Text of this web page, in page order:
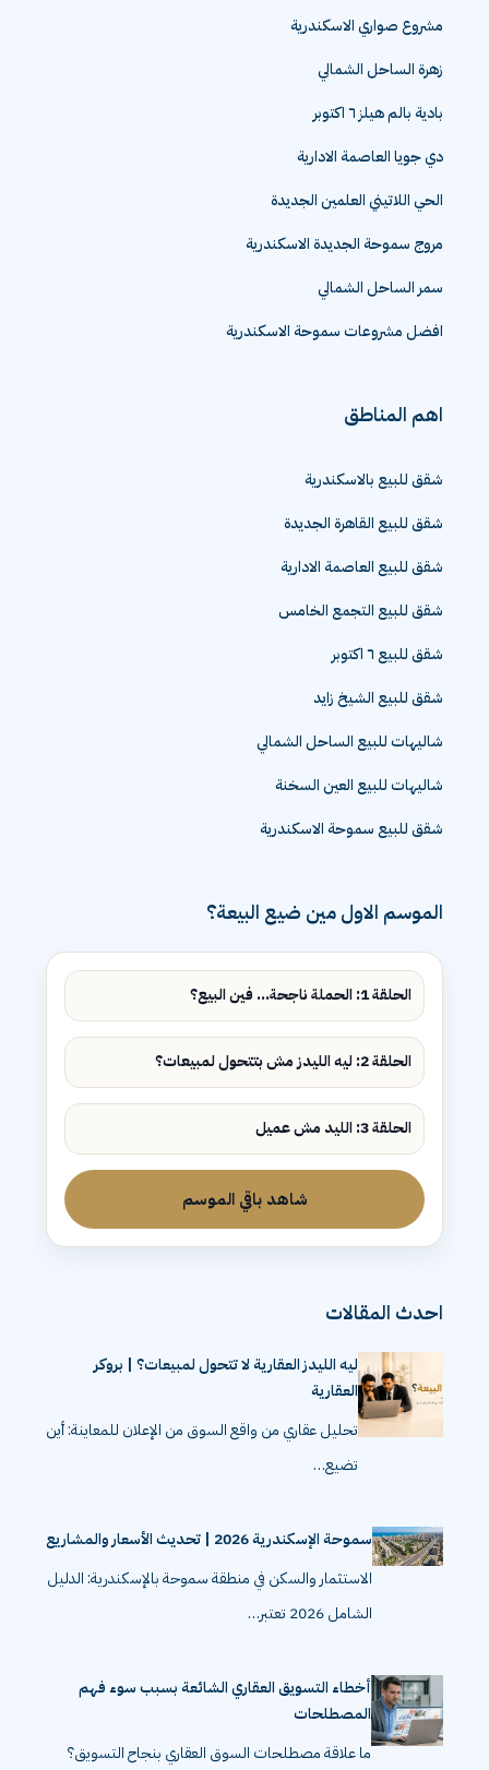
مشروع صواري الاسكندرية
زهرة الساحل الشمالي
بادية بالم هيلز ٦ اكتوبر
دي جويا العاصمة الادارية
الحي اللاتيني العلمين الجديدة
مروج سموحة الجديدة الاسكندرية
سمر الساحل الشمالي
افضل مشروعات سموحة الاسكندرية
اهم المناطق
شقق للبيع بالاسكندرية
شقق للبيع القاهرة الجديدة
شقق للبيع العاصمة الادارية
شقق للبيع التجمع الخامس
شقق للبيع ٦ اكتوبر
شقق للبيع الشيخ زايد
شاليهات للبيع الساحل الشمالي
شاليهات للبيع العين السخنة
شقق للبيع سموحة الاسكندرية
الموسم الاول مين ضيع البيعة؟
الحلقة 1: الحملة ناجحة... فين البيع؟
الحلقة 2: ليه الليدز مش بتتحول لمبيعات؟
الحلقة 3: الليد مش عميل
شاهد باقي الموسم
احدث المقالات
ليه الليدز العقارية لا تتحول لمبيعات؟ | بروكر
العقارية
تحليل عقاري من واقع السوق من الإعلان للمعاينة: أين
تضيع…
سموحة الإسكندرية 2026 | تحديث الأسعار والمشاريع
الاستثمار والسكن في منطقة سموحة بالإسكندرية: الدليل
الشامل 2026 تعتبر…
أخطاء التسويق العقاري الشائعة بسبب سوء فهم
المصطلحات
ما علاقة مصطلحات السوق العقاري بنجاح التسويق؟